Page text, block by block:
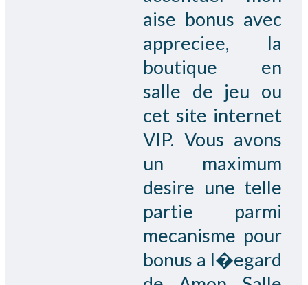
aise bonus avec
appreciee, la
boutique en
salle de jeu ou
cet site internet
VIP. Vous avons
un maximum
desire une telle
partie parmi
mecanisme pour
bonus a l�egard